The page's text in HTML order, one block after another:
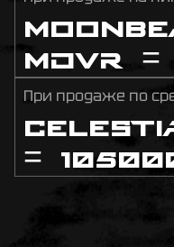
MOVR
При продаже по
=